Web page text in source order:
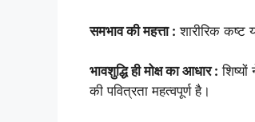
समभाव की महत्ता : शारीरिक कष्ट
भावशुद्धि ही मोक्ष का आधार :
की पवित्रता महत्वपूर्ण है।